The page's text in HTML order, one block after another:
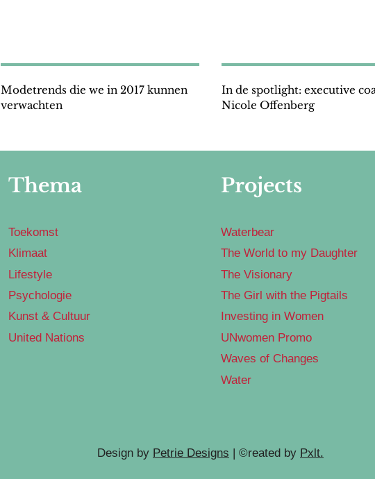
Modetrends die we in 2017 kunnen
verwachten
In de spotlight: executive
Nicole Offenberg
Thema
Toekomst
Klimaat
Lifestyle
Psychologie
Kunst & Cultuur
United Nations
Projects
Waterbear
The World to my Daughter
The Visionary
The Girl with the Pigtails
Investing in Women
UNwomen Promo
Waves of Changes
Water
Design by Petrie Designs | ©reated by Pxlt.